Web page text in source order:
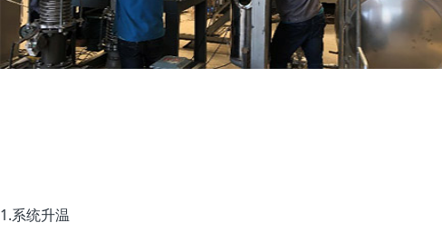
1.系统升温